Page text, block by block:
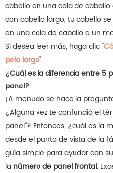
cabello en una cola de caballo
con cabello largo, tu cabello
en una cola de caballo o un
Si desea leer más, haga clic "
pelo largo".
¿Cuál es la diferencia entre 5
panel?
¡A menudo se hace la
¿Alguna vez te confundió el
panel"? Entonces, ¿cuál es la
desde el punto de vista de la
guía simple para ayudar con
la número de panel frontal.